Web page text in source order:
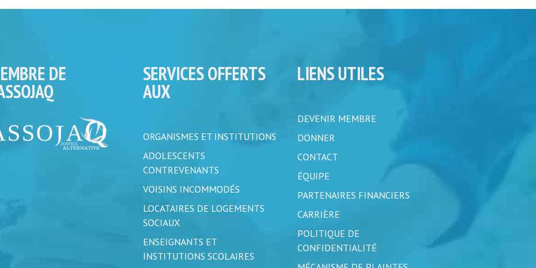
DE SERVICES OFFERTS
AUX
ORGANISMES ET INSTITUTIONS
ADOLESCENTS
CONTREVENANTS
VOISINS INCOMMODÉS
LOCATAIRES DE LOGEMENTS
SOCIAUX
ENSEIGNANTS ET
INSTITUTIONS SCOLAIRES
LIENS UTILES
DEVENIR MEMBRE
DONNER
CONTACT
ÉQUIPE
PARTENAIRES FINANCIERS
CARRIÈRE
POLITIQUE DE
CONFIDENTIALITÉ